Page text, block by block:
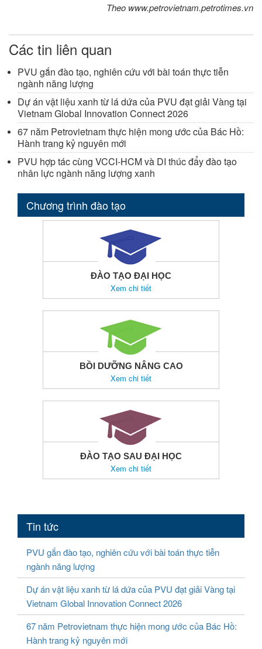
Theo www.petrovietnam.petrotimes.vn
Các tin liên quan
PVU gắn đào tạo, nghiên cứu với bài toán thực tiễn
ngành năng lượng
Dự án vật liệu xanh từ lá dứa của PVU đạt giải Vàng tại
Vietnam Global Innovation Connect 2026
67 năm Petrovietnam thực hiện mong ước của Bác Hồ:
Hành trang kỷ nguyên mới
PVU hợp tác cùng VCCI-HCM và DI thúc đẩy đào tạo
nhân lực ngành năng lượng xanh
Chương trình đào tạo
ĐÀO TẠO ĐẠI HỌC
Xem chi tiết
BỒI DƯỠNG NÂNG CAO
Xem chi tiết
ĐÀO TẠO SAU ĐẠI HỌC
Xem chi tiết
Tin tức
PVU gắn đào tạo, nghiên cứu với bài toán thực tiễn
ngành năng lượng
Dự án vật liệu xanh từ lá dứa của PVU đạt giải Vàng tại
Vietnam Global Innovation Connect 2026
67 năm Petrovietnam thực hiện mong ước của Bác Hồ:
Hành trang kỷ nguyên mới